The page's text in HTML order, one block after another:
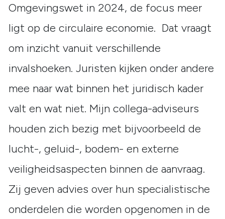
Omgevingswet in 2024, de focus meer
ligt op de circulaire economie. Dat vraagt
om inzicht vanuit verschillende
invalshoeken. Juristen kijken onder andere
mee naar wat binnen het juridisch kader
valt en wat niet. Mijn collega-adviseurs
houden zich bezig met bijvoorbeeld de
lucht-, geluid-, bodem- en externe
veiligheidsaspecten binnen de aanvraag.
Zij geven advies over hun specialistische
onderdelen die worden opgenomen in de